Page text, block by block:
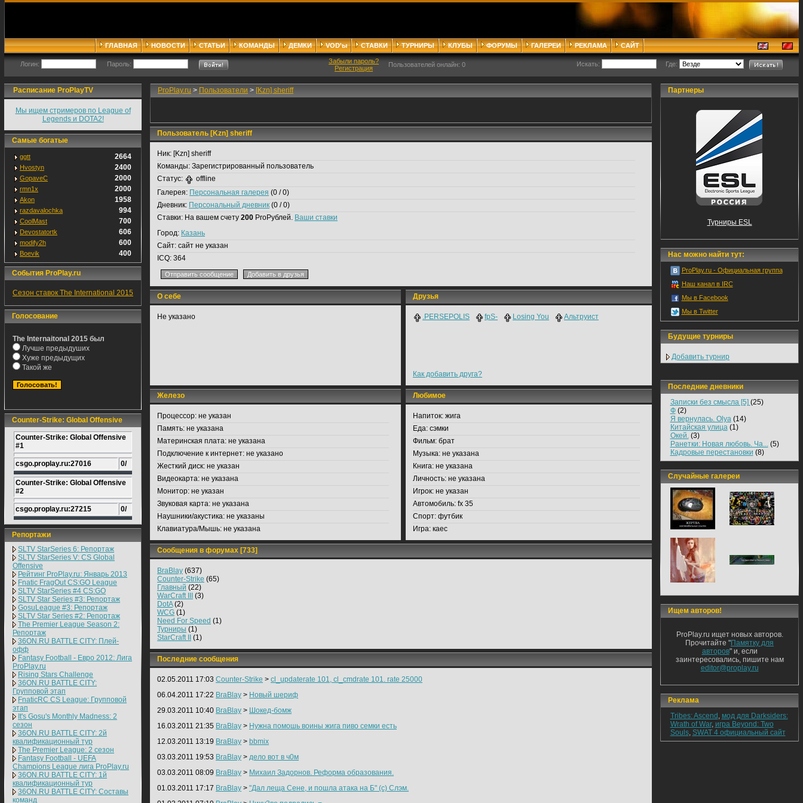
ГЛАВНАЯ НОВОСТИ СТАТЬИ КОМАНДЫ ДЕМКИ VOD'ы СТАВКИ ТУРНИРЫ КЛУБЫ ФОРУМЫ ГАЛЕРЕИ РЕКЛАМА САЙТ
Логин: Пароль:
Забыли пароль?
Регистрация
Пользователей онлайн: 0 Искать: Где:
Расписание ProPlayTV
Мы ищем стримеров по League of
Legends и DOTA2!
Самые богатые
ggtt 2664
Hvostyn 2400
GopaveC 2000
rmn1x 2000
Akon 1958
razdavalochka 994
CoolMast 700
Devostatortk 606
modify2h 600
Boevik 400
События ProPlay.ru
Сезон ставок The International 2015
Голосование
The Internaitonal 2015 был
Лучше предыдуших
Хуже предыдущих
Такой же
Counter-Strike: Global Offensive
Counter-Strike: Global Offensive
#1
csgo.proplay.ru:27016 0/
Counter-Strike: Global Offensive
#2
csgo.proplay.ru:27215 0/
Репортажи
SLTV StarSeries 6: Репортаж
SLTV StarSeries V: CS Global
Offensive
Рейтинг ProPlay.ru: Январь 2013
Fnatic FragOut CS:GO League
SLTV StarSeries #4 CS:GO
SLTV Star Series #3: Репортаж
GosuLeague #3: Репортаж
SLTV Star Series #2: Репортаж
The Premier League Season 2:
Репортаж
36ON.RU BATTLE CITY: Плей-
офф
Fantasy Football - Евро 2012: Лига
ProPlay.ru
Rising Stars Challenge
36ON.RU BATTLE CITY:
Групповой этап
FnaticRC CS League: Групповой
этап
It's Gosu's Monthly Madness: 2
сезон
36ON.RU BATTLE CITY: 2й
квалификационный тур
The Premier League: 2 cезон
Fantasy Football - UEFA
Champions League лига ProPlay.ru
36ON.RU BATTLE CITY: 1й
квалификационный тур
36ON.RU BATTLE CITY: Составы
команд
ProPlay.ru > Пользователи > [Kzn] sheriff
Пользователь [Kzn] sheriff
Ник: [Kzn] sheriff
Команды: Зарегистрированный пользователь
Статус:
offline
Галерея: Персональная галерея (0 / 0)
Дневник: Персональный дневник (0 / 0)
Ставки: На вашем счету 200 ProРублей. Ваши ставки
Город: Казань
Сайт: сайт не указан
ICQ: 364
О себе
Не указано
Друзья
.PERSEPOLIS fpS- Losing You Альтруист
Как добавить друга?
Железо
Процессор: не указан
Память: не указана
Материнская плата: не указана
Подключение к интернет: не указано
Жесткий диск: не указан
Видеокарта: не указана
Монитор: не указан
Звуковая карта: не указана
Наушники/акустика: не указаны
Клавиатура/Мышь: не указана
Любимое
Напиток: жига
Еда: сэмки
Фильм: брат
Музыка: не указана
Книга: не указана
Личность: не указана
Игрок: не указан
Автомобиль: fx 35
Спорт: футбик
Игра: каес
Сообщения в форумах [733]
BraBlay (637)
Counter-Strike (65)
Главный (22)
WarCraft III
(3)
DotA(2)
WCG (1)
Need For Speed (1)
Турниры (1)
StarCraft II
(1)
Последние сообщения
02.05.2011 17:03 Counter-Strike > cl_updaterate 101, cl_cmdrate 101. rate 25000
06.04.2011 17:22 BraBlay > Новый шериф
29.03.2011 10:40 BraBlay > Шокед-бомж
16.03.2011 21:35 BraBlay > Нужна помошь воины жига пиво семки есть
12.03.2011 13:19 BraBlay > bbmix
03.03.2011 19:53 BraBlay > дело вот в ч0м
03.03.2011 08:09 BraBlay > Михаил Задорнов. Реформа образования.
01.03.2011 17:17 BraBlay > "Дал леща Сене, и пошла атака на Б" (с) Слэм.
Партнеры
Турниры ESL
Нас можно найти тут:
ProPlay.ru - Официальная группа
Наш канал в IRC
Мы в Facebook
Мы в Twitter
Будущие турниры
Добавить турнир
Последние дневники
Записки без смысла [5] (25)
Ф(2)
Я вернулась. Olya(14)
Китайская улица(1)
Окей.(3)
Ранетки: Новая любовь. Ча...(5)
Кадровые перестановки (8)
Случайные галереи
Ищем авторов!
ProPlay.ru ищет новых авторов.
Прочитайте "Памятку для
авторов" и, если
заинтересовались, пишите нам
editor@proplay.ru
Реклама
Tribes: Ascend , мод для Darksiders:
Wrath of War, игра Beyond: Two
Souls, SWAT 4 официальный сайт